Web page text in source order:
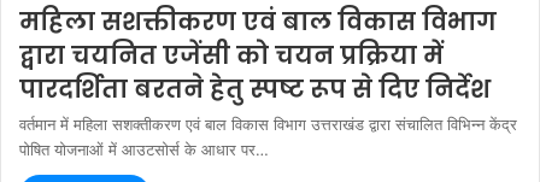
महिला सशक्तीकरण एवं बाल विकास विभाग
द्वारा चयनित एजेंसी को चयन प्रक्रिया में
पारदर्शिता बरतने हेतु स्पष्ट रूप से दिए निर्देश
वर्तमान में महिला सशक्तीकरण एवं बाल विकास विभाग उत्तराखंड द्वारा संचालित विभिन्न केंद्र
पोषित योजनाओं में आउटसोर्स के आधार पर…